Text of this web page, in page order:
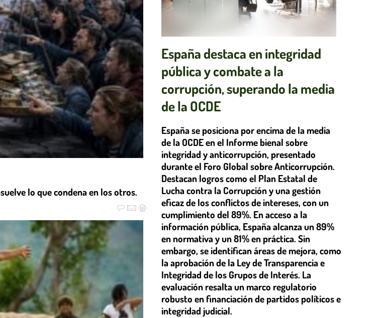
lo que condena en los otros.
España destaca en integridad
pública y combate a la
corrupción, superando la media
de la OCDE
España se posiciona por encima de la media
de la OCDE en el Informe bienal sobre
integridad y anticorrupción, presentado
durante el Foro Global sobre Anticorrupción.
Destacan logros como el Plan Estatal de
Lucha contra la Corrupción y una gestión
eficaz de los conflictos de intereses, con un
cumplimiento del 89%. En acceso a la
información pública, España alcanza un 89%
en normativa y un 81% en práctica. Sin
embargo, se identifican áreas de mejora, como
la aprobación de la Ley de Transparencia e
Integridad de los Grupos de Interés. La
evaluación resalta un marco regulatorio
robusto en financiación de partidos políticos e
integridad judicial.